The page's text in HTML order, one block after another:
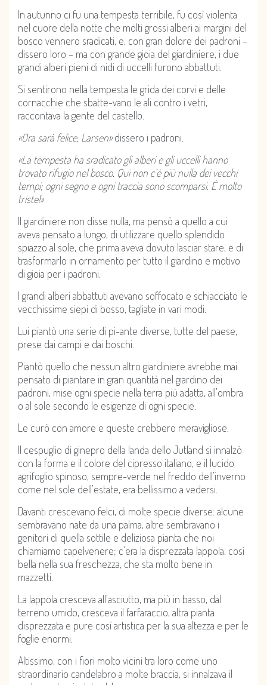
In autunno ci fu una tempesta terribile, fu così violenta
nel cuore della notte che molti grossi alberi ai margini del
bosco vennero sradicati, e, con gran dolore dei padroni –
dissero loro – ma con grande gioia del giardiniere, i due
grandi alberi pieni di nidi di uccelli furono abbattuti.
Si sentirono nella tempesta le grida dei corvi e delle
cornacchie che sbatte-vano le ali contro i vetri,
raccontava la gente del castello.
«Ora sarà felice, Larsen»dissero i padroni.
«La tempesta ha sradicato gli alberi e gli uccelli hanno
trovato rifugio nel bosco. Qui non c’è più nulla dei vecchi
tempi; ogni segno e ogni traccia sono scomparsi. È molto
triste!»
Il giardiniere non disse nulla, ma pensò a quello a cui
aveva pensato a lungo, di utilizzare quello splendido
spiazzo al sole, che prima aveva dovuto lasciar stare, e di
trasformarlo in ornamento per tutto il giardino e motivo
di gioia per i padroni.
I grandi alberi abbattuti avevano soffocato e schiacciato le
vecchissime siepi di bosso, tagliate in vari modi.
Lui piantò una serie di pi-ante diverse, tutte del paese,
prese dai campi e dai boschi.
Piantò quello che nessun altro giardiniere avrebbe mai
pensato di piantare in gran quantità nel giardino dei
padroni, mise ogni specie nella terra più adatta, all’ombra
o al sole secondo le esigenze di ogni specie.
Le curò con amore e queste crebbero meravigliose.
Il cespuglio di ginepro della landa dello Jutland si innalzò
con la forma e il colore del cipresso italiano, e il lucido
agrifoglio spinoso, sempre-verde nel freddo dell’inverno
come nel sole dell’estate, era bellissimo a vedersi.
Davanti crescevano felci, di molte specie diverse: alcune
sembravano nate da una palma, altre sembravano i
genitori di quella sottile e deliziosa pianta che noi
chiamiamo capelvenere; c’era la disprezzata lappola, così
bella nella sua freschezza, che sta molto bene in
mazzetti.
La lappola cresceva all’asciutto, ma più in basso, dal
terreno umido, cresceva il farfaraccio, altra pianta
disprezzata e pure così artistica per la sua altezza e per le
foglie enormi.
Altissimo, con i fiori molto vicini tra loro come uno
straordinario candelabro a molte braccia, si innalzava il